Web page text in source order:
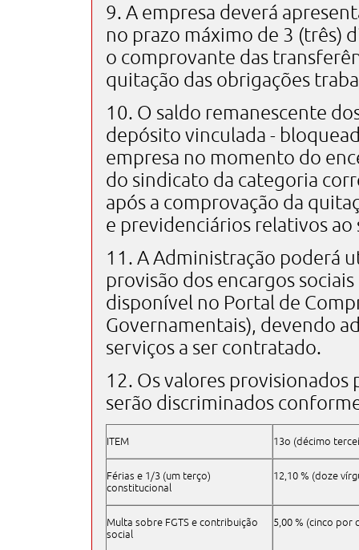
9. A empresa deverá
no prazo máximo de 3 (três)
o comprovante das
quitação das obrigações
10. O saldo remanescente
depósito vinculada -
empresa no momento do
do sindicato da categoria
após a comprovação da
e previdenciários relativos
11. A Administração poderá
provisão dos encargos
disponível no Portal de
Governamentais), devendo
serviços a ser contratado.
12. Os valores
serão discriminados
ITEM 13o (décimo
Férias e 1/3 (um terço)
constitucional
12,10 % (doze
Multa sobre FGTS e contribuição
social
5,00 % (cinco por